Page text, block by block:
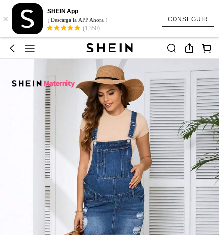
CONSEGUIR
×
SHEIN App
¡ Descarga la APP Ahora !
(1,350)